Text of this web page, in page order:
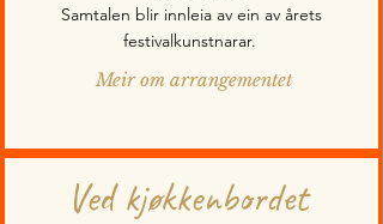
Samtalen blir innleia av ein av årets
festivalkunstnarar.
Meir om arrangementet
Ved kjøkkenbordet